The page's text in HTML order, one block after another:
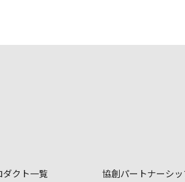
ダクト一覧 協創パートナーシ